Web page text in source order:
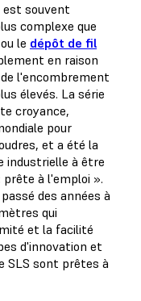
est souvent
complexe que
le dépôt de fil
en raison
l'encombrement
élevés. La série
croyance,
pour
et a été la
industrielle à être
à l'emploi ».
des années à
qui
et la facilité
d'innovation et
SLS sont prêtes à